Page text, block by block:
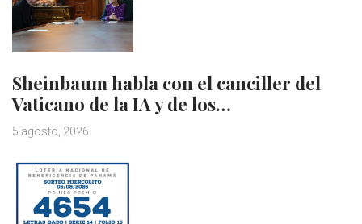
Sheinbaum habla con el canciller del
Vaticano de la IA y de los…
5 agosto, 2026